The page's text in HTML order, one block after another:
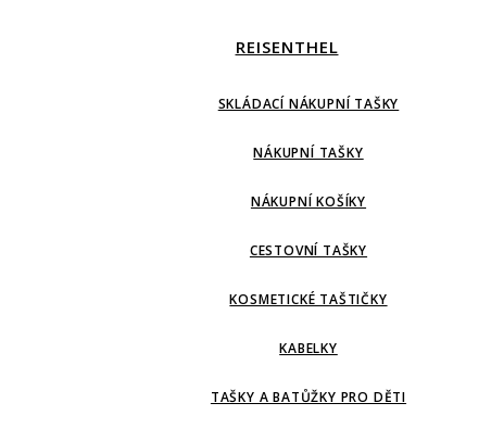
REISENTHEL
SKLÁDACÍ NÁKUPNÍ TAŠKY
NÁKUPNÍ TAŠKY
NÁKUPNÍ KOŠÍKY
CESTOVNÍ TAŠKY
KOSMETICKÉ TAŠTIČKY
KABELKY
TAŠKY A BATŮŽKY PRO DĚTI